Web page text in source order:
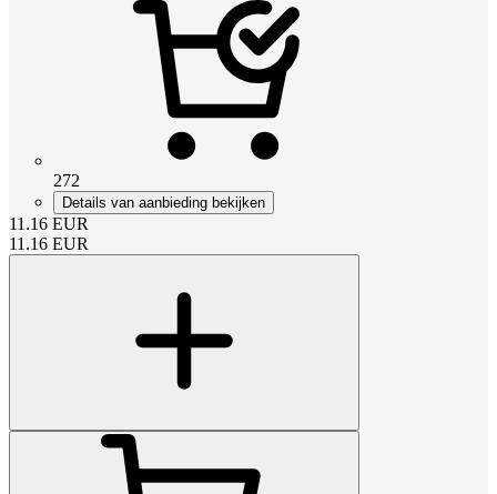
272
Details van aanbieding bekijken
11.16 EUR
11.16 EUR